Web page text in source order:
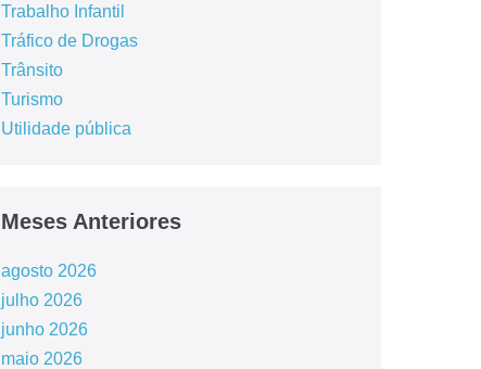
Trabalho Infantil
Tráfico de Drogas
Trânsito
Turismo
Utilidade pública
Meses Anteriores
agosto 2026
julho 2026
junho 2026
maio 2026